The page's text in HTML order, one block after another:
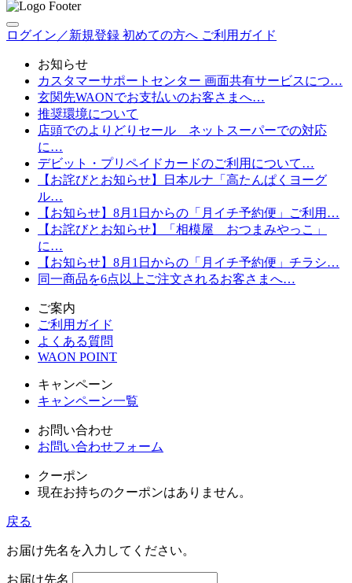
ログイン／新規登録 初めての方へ ご利用ガイド
お知らせ
カスタマーサポートセンター 画面共有サービスにつ…
玄関先WAONでお支払いのお客さまへ…
推奨環境について
店頭でのよりどりセール ネットスーパーでの対応
に…
デビット・プリペイドカードのご利用について…
【お詫びとお知らせ】日本ルナ「高たんぱくヨーグ
ル…
【お知らせ】8月1日からの「月イチ予約便」ご利用…
【お詫びとお知らせ】「相模屋 おつまみやっこ」
に…
【お知らせ】8月1日からの「月イチ予約便」チラシ…
同一商品を6点以上ご注文されるお客さまへ…
ご案内
ご利用ガイド
よくある質問
WAON POINT
キャンペーン
キャンペーン一覧
お問い合わせ
お問い合わせフォーム
クーポン
現在お持ちのクーポンはありません。
戻る
お届け先名を入力してください。
お届け先名